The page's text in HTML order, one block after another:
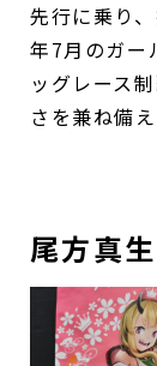
先行に乗り
年7月のガー
ッグレース
さを兼ね備
尾方真